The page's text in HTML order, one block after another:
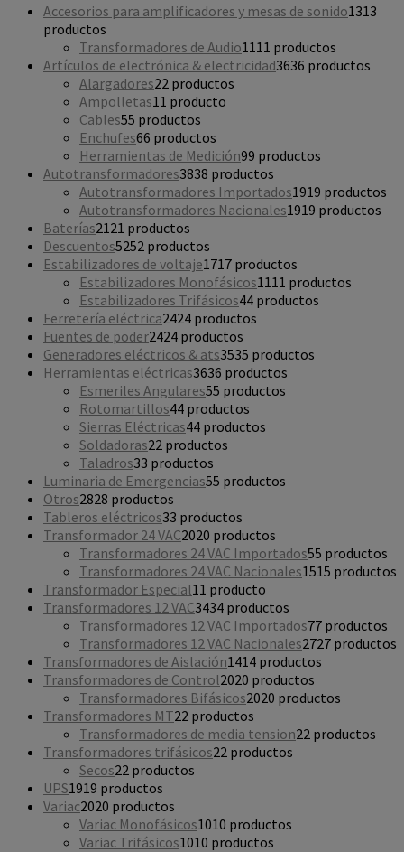
Accesorios para amplificadores y mesas de sonido1313
productos
Transformadores de Audio11 11 productos
Artículos de electrónica & electricidad3636 productos
Alargadores22 productos
Ampolletas1 1 producto
Cables55 productos
Enchufes66 productos
Herramientas de Medición99 productos
Autotransformadores3838 productos
Autotransformadores Importados1919 productos
Autotransformadores Nacionales1919 productos
Baterías21 21 productos
Descuentos5252 productos
Estabilizadores de voltaje1717 productos
Estabilizadores Monofásicos11 11 productos
Estabilizadores Trifásicos44 productos
Ferretería eléctrica2424 productos
Fuentes de poder2424 productos
Generadores eléctricos & ats3535 productos
Herramientas eléctricas3636 productos
Esmeriles Angulares55 productos
Rotomartillos44 productos
Sierras Eléctricas44 productos
Soldadoras22 productos
Taladros33 productos
Luminaria de Emergencias55 productos
Otros2828 productos
Tableros eléctricos33 productos
Transformador 24 VAC2020 productos
Transformadores 24 VAC Importados55 productos
Transformadores 24 VAC Nacionales1515 productos
Transformador Especial1 1 producto
Transformadores 12 VAC3434 productos
Transformadores 12 VAC Importados77 productos
Transformadores 12 VAC Nacionales2727 productos
Transformadores de Aislación1414 productos
Transformadores de Control2020 productos
Transformadores Bifásicos2020 productos
Transformadores MT22 productos
Transformadores de media tension22 productos
Transformadores trifásicos22 productos
Secos22 productos
UPS1919 productos
Variac2020 productos
Variac Monofásicos1010 productos
Variac Trifásicos1010 productos